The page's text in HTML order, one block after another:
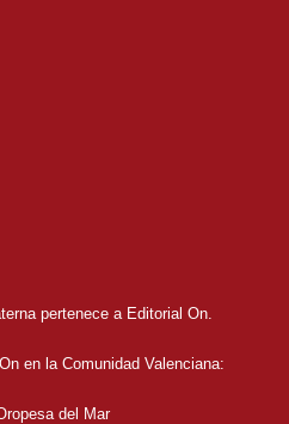
pertenece a Editorial On.
en la Comunidad Valenciana:
del Mar